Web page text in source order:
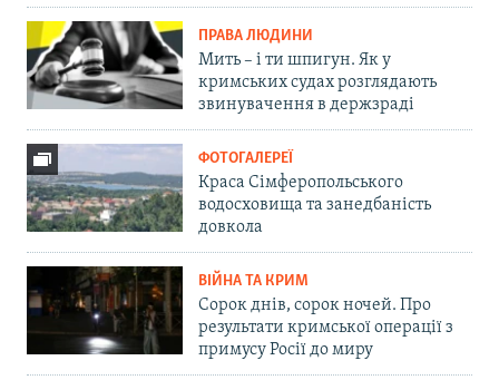
ПРАВА ЛЮДИНИ
Мить – і ти шпигун. Як у
кримських судах розглядають
звинувачення в держзраді
ФОТОГАЛЕРЕЇ
Краса Сімферопольського
водосховища та занедбаність
довкола
ВІЙНА ТА КРИМ
Сорок днів, сорок ночей. Про
результати кримської операції з
примусу Росії до миру